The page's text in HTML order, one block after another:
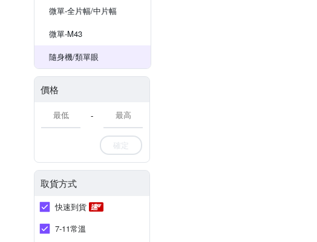
微單-全片幅/中片幅
微單-M43
隨身機/類單眼
價格
-
確定
取貨方式
快速到貨
7-11常溫